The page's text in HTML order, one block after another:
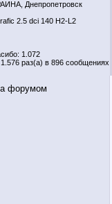
Днепропетровск
2.5 dci 140 H2-L2
1.072
раз(а) в 896 сообщениях